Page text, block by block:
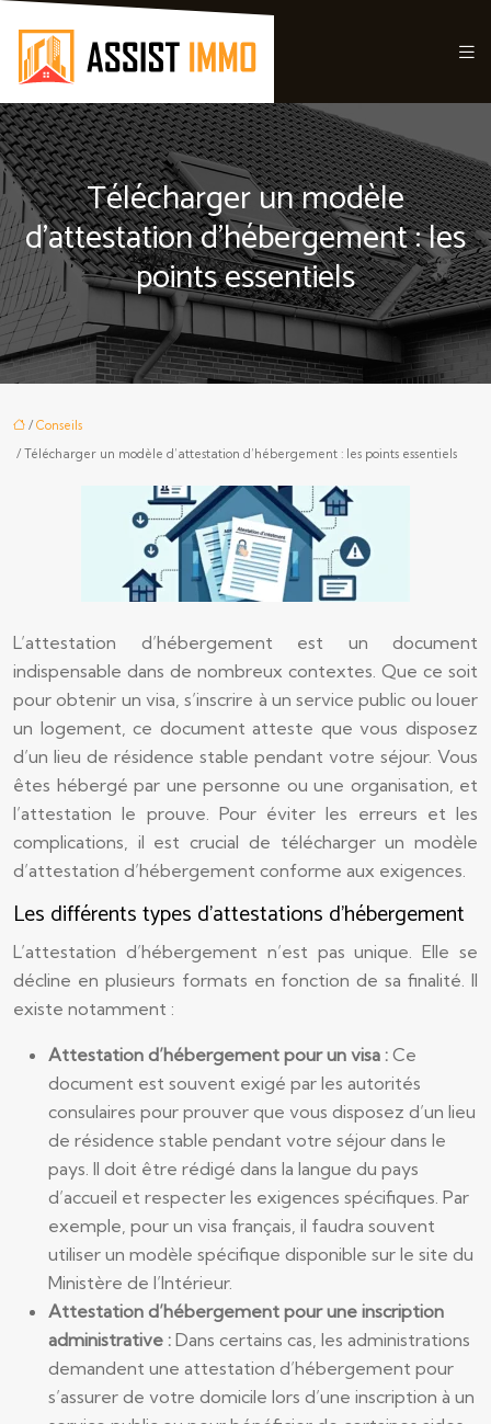
Télécharger un modèle
d’attestation d’hébergement : les
points essentiels
/ Conseils
/ Télécharger un modèle d’attestation d’hébergement : les points essentiels
L’attestation d’hébergement est un document
indispensable dans de nombreux contextes. Que ce soit
pour obtenir un visa, s’inscrire à un service public ou louer
un logement, ce document atteste que vous disposez
d’un lieu de résidence stable pendant votre séjour. Vous
êtes hébergé par une personne ou une organisation, et
l’attestation le prouve. Pour éviter les erreurs et les
complications, il est crucial de télécharger un modèle
d’attestation d’hébergement conforme aux exigences.
Les différents types d’attestations d’hébergement
L’attestation d’hébergement n’est pas unique. Elle se
décline en plusieurs formats en fonction de sa finalité. Il
existe notamment :
Attestation d’hébergement pour un visa : Ce
document est souvent exigé par les autorités
consulaires pour prouver que vous disposez d’un lieu
de résidence stable pendant votre séjour dans le
pays. Il doit être rédigé dans la langue du pays
d’accueil et respecter les exigences spécifiques. Par
exemple, pour un visa français, il faudra souvent
utiliser un modèle spécifique disponible sur le site du
Ministère de l’Intérieur.
Attestation d’hébergement pour une inscription
administrative : Dans certains cas, les administrations
demandent une attestation d’hébergement pour
s’assurer de votre domicile lors d’une inscription à un